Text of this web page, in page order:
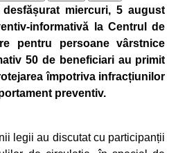
miercuri, 5 august
informativă la Centrul de
pentru persoane vârstnice
50 de beneficiari au primit
împotriva infracțiunilor
preventiv.
legii au discutat cu participanții